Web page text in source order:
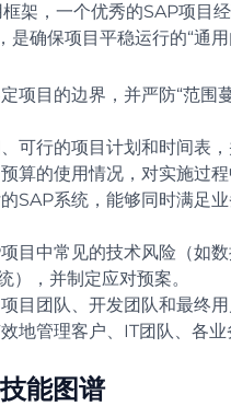
架，一个优秀的SAP项目
确保项目平稳运行的“通用
项目的边界，并严防“范围
可行的项目计划和时间表
算的使用情况，对实施过
SAP系统，能够同时满足
目中常见的技术风险（如
），并制定应对预案。
目团队、开发团队和最终
地管理客户、IT团队、各
能图谱